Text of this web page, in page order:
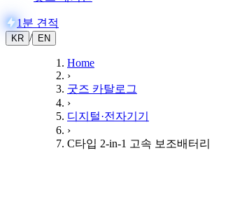
1분 견적
KR / EN
Home
›
굿즈 카탈로그
›
디지털·전자기기
›
C타입 2-in-1 고속 보조배터리